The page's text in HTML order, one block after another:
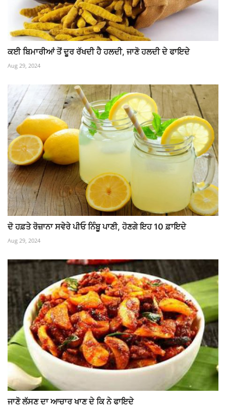
ਕਈ ਬਿਮਾਰੀਆਂ ਤੋਂ ਦੂਰ ਰੱਖਦੀ ਹੈ ਹਲਦੀ, ਜਾਣੋ ਹਲਦੀ ਦੇ ਫਾਇਦੇ
Aug 29, 2024
ਦੋ ਹਫ਼ਤੇ ਰੋਜ਼ਾਨਾ ਸਵੇਰੇ ਪੀਓ ਨਿੰਬੂ ਪਾਣੀ, ਹੋਣਗੇ ਇਹ 10 ਫ਼ਾਇਦੇ
Aug 29, 2024
ਜਾਣੋ ਲੱਸਣ ਦਾ ਆਚਾਰ ਖਾਣ ਦੇ ਕਿ ਨੇ ਫਾਇਦੇ